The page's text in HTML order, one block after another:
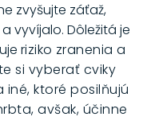
zvyšujte záťaž,
vyvíjalo. Dôležitá je
riziko zranenia a
si vyberať cviky
iné, ktoré posilňujú
avšak, účinne